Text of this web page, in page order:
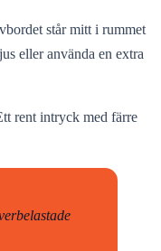
står mitt i rummet
eller använda en extra
rent intryck med färre